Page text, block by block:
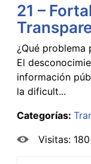
21 –
¿Qué
El
información
la dificult...
Categorías:
Visitas: 180